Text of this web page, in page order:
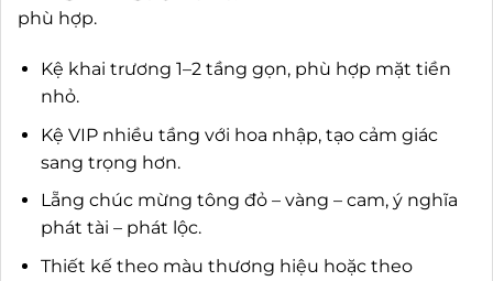
phù hợp.
Kệ khai trương 1–2 tầng gọn, phù hợp mặt tiền
nhỏ.
Kệ VIP nhiều tầng với hoa nhập, tạo cảm giác
sang trọng hơn.
Lẵng chúc mừng tông đỏ – vàng – cam, ý nghĩa
phát tài – phát lộc.
Thiết kế theo màu thương hiệu hoặc theo